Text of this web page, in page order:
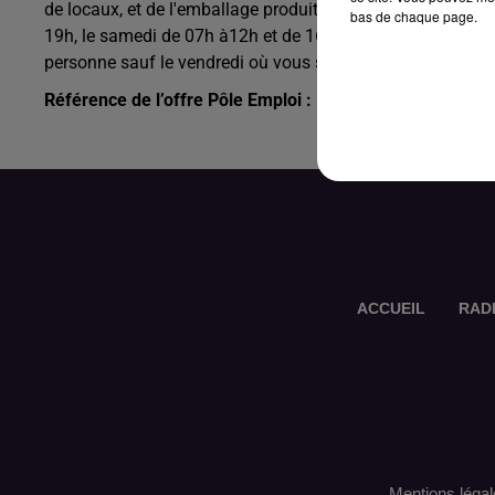
de locaux, et de l'emballage produits. Vous travaillez le
19h, le samedi de 07h à12h et de 16h à 19h et le
personne sauf le vendredi où vous serez seul. 2 jours de
Référence de l’offre Pôle Emploi : 153MZZD
ACCUEIL
bas de chaque page.